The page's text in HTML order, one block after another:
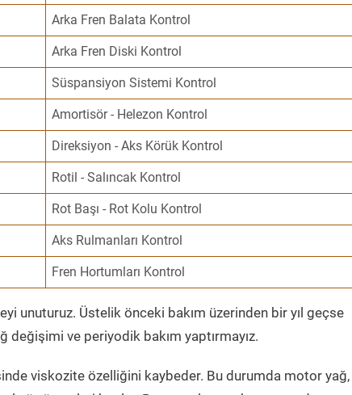
Arka Fren Balata Kontrol
Arka Fren Diski Kontrol
Süspansiyon Sistemi Kontrol
Amortisör - Helezon Kontrol
Direksiyon - Aks Körük Kontrol
Rotil - Salıncak Kontrol
Rot Başı - Rot Kolu Kontrol
Aks Rulmanları Kontrol
Fren Hortumları Kontrol
unuturuz. Üstelik önceki bakım üzerinden bir yıl geçse
ve periyodik bakım yaptırmayız.
viskozite özelliğini kaybeder. Bu durumda motor yağ,